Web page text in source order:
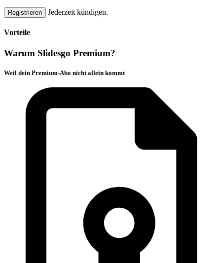
Registrieren Jederzeit kündigen.
Vorteile
Warum Slidesgo Premium?
Weil dein Premium-Abo nicht allein kommt